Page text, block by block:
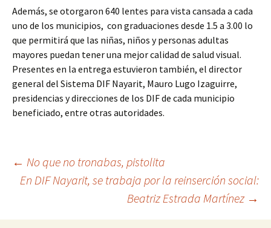
Además, se otorgaron 640 lentes para vista cansada a cada
uno de los municipios, con graduaciones desde 1.5 a 3.00 lo
que permitirá que las niñas, niños y personas adultas
mayores puedan tener una mejor calidad de salud visual.
Presentes en la entrega estuvieron también, el director
general del Sistema DIF Nayarit, Mauro Lugo Izaguirre,
presidencias y direcciones de los DIF de cada municipio
beneficiado, entre otras autoridades.
← No que no tronabas, pistolita
En DIF Nayarit, se trabaja por la reinserción social:
Beatriz Estrada Martínez →